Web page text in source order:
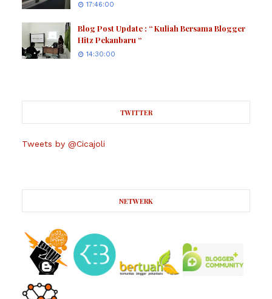
17:46:00
Blog Post Update : “ Kuliah Bersama Blogger
Hitz Pekanbaru “
14:30:00
TWITTER
Tweets by @Cicajoli
NETWERK